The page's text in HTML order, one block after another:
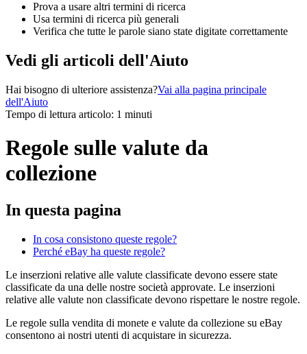
Prova a usare altri termini di ricerca
Usa termini di ricerca più generali
Verifica che tutte le parole siano state digitate correttamente
Vedi gli articoli dell'Aiuto
Hai bisogno di ulteriore assistenza?Vai alla pagina principale
dell'Aiuto
Tempo di lettura articolo: 1 minuti
Regole sulle valute da
collezione
In questa pagina
In cosa consistono queste regole?
Perché eBay ha queste regole?
Le inserzioni relative alle valute classificate devono essere state
classificate da una delle nostre società approvate. Le inserzioni
relative alle valute non classificate devono rispettare le nostre regole.
Le regole sulla vendita di monete e valute da collezione su eBay
consentono ai nostri utenti di acquistare in sicurezza.